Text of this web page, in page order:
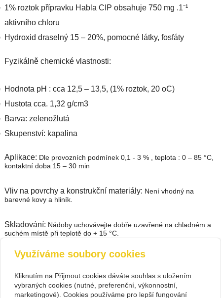
1% roztok přípravku Habla CIP obsahuje 750 mg .1ˉ¹
aktivního chloru
Hydroxid draselný 15 – 20%, pomocné látky, fosfáty
Fyzikálně chemické vlastnosti:
Hodnota pH : cca 12,5 – 13,5, (1% roztok, 20 oC)
Hustota cca. 1,32 g/cm3
Barva: zelenožlutá
Skupenství: kapalina
Aplikace: Dle provozních podmínek 0,1 - 3 % , teplota : 0 – 85 °C,
kontaktní doba 15 – 30 min
Vliv na povrchy a konstrukční materiály: Není vhodný na
barevné kovy a hliník.
Skladování: Nádoby uchovávejte dobře uzavřené na chladném a
suchém místě při teplotě do + 15 °C.
zpět
Kontakt
Využíváme soubory cookies
Kliknutím na Přijmout cookies dáváte souhlas s uložením
vybraných cookies (nutné, preferenční, výkonnostní,
marketingové). Cookies používáme pro lepší fungování